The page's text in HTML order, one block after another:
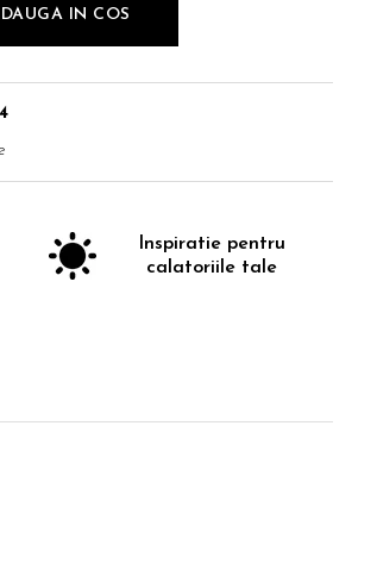
IN COS
Inspiratie pentru
calatoriile tale